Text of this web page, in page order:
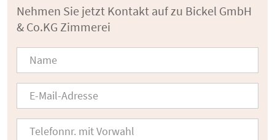
Nehmen Sie jetzt Kontakt auf zu Bickel GmbH
& Co.KG Zimmerei